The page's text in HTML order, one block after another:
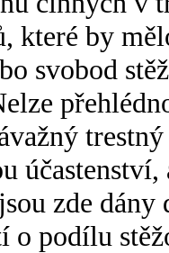
které by
svobod
zde
podílu